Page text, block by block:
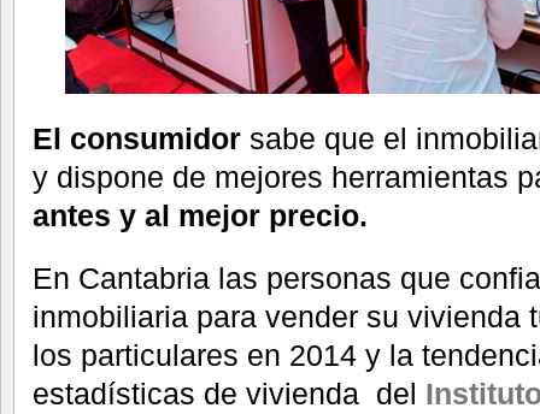
El consumidor sabe que el
y dispone de mejores herramientas
antes y al mejor precio.
En Cantabria las personas que
inmobiliaria para vender su vivienda
los particulares en 2014 y la
estadísticas de vivienda del